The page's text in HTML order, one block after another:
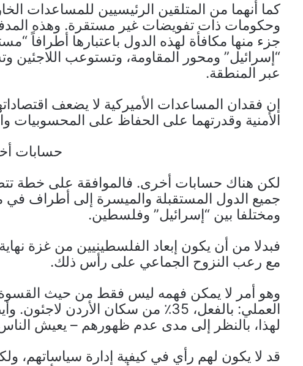
كما أنهما من المتلقين الرئيسيين للمساعدات
وحكومات ذات تفويضات غير مستقرة. وهذه
جزء منها مكافأة لهذه الدول باعتبارها أطرافاً
“إسرائيل” ومحور المقاومة، وتستوعب اللاجئين
عبر المنطقة.
إن فقدان المساعدات الأميركية لا يضعف
الأمنية وقدرتهما على الحفاظ على المحسوبيات
حسابات
لكن هناك حسابات أخرى. فالموافقة على خطة
جميع الدول المستقبلة والميسرة إلى أطراف
ومختلفا بين “إسرائيل” وفلسطين.
فبدلا من أن يكون إبعاد الفلسطينيين من غزة
مع رعب النزوح الجماعي على رأس ذلك.
وهو أمر لا يمكن فهمه ليس فقط من حيث القسوة
العملي: بالفعل، 35٪ من سكان الأردن
لهذا، بالنظر إلى مدى عدم ظهورهم – يعيش الناس
قد لا يكون لهم رأي في كيفية إدارة سياساتهم،